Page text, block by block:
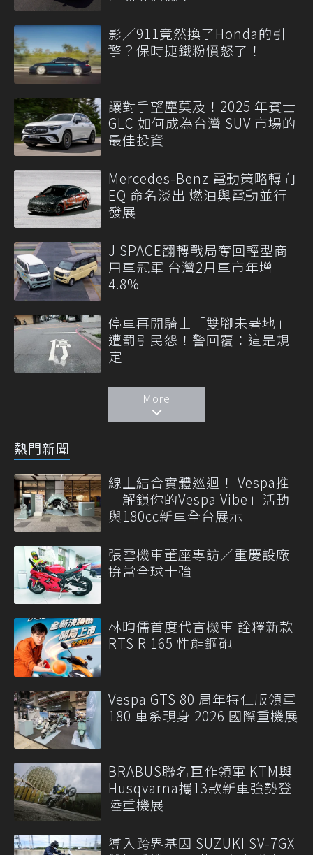
影／911竟然換了Honda的引
擎？保時捷鐵粉憤怒了！
讓對手望塵莫及！2025 年賓士
GLC 如何成為台灣 SUV 市場的
最佳投資
Mercedes-Benz 電動策略轉向
EQ 命名淡出 燃油與電動並行
發展
J SPACE翻轉戰局奪回輕型商
用車冠軍 台灣2月車市年增
4.8%
停車再開騎士「雙腳未著地」
遭罰引民怨！警回覆：這是規
定
More
熱門新聞
線上結合實體巡迴！ Vespa推
「解鎖你的Vespa Vibe」活動
與180cc新車全台展示
張雪機車董座專訪／重慶設廠
拚當全球十強
林昀儒首度代言機車 詮釋新款
RTS R 165 性能鋼砲
Vespa GTS 80 周年特仕版領軍
180 車系現身 2026 國際重機展
BRABUS聯名巨作領軍 KTM與
Husqvarna攜13款新車強勢登
陸重機展
導入跨界基因 SUZUKI SV-7GX